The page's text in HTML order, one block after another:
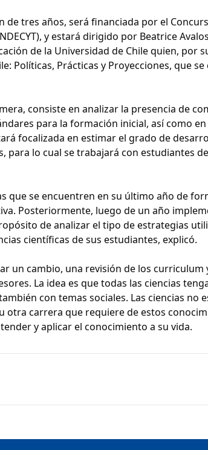
tres años, será financiada por el
y estará dirigido por Beatrice
de la Universidad de Chile quien, por
Políticas, Prácticas y Proyecciones, que
consiste en analizar la presencia de
para la formación inicial, así como
focalizada en estimar el grado de
para lo cual se trabajará con estudiantes
que se encuentren en su último año de
Posteriormente, luego de un año
de analizar el tipo de estrategias
científicas de sus estudiantes, explicó.
un cambio, una revisión de los curriculum
La idea es que todas las ciencias
con temas sociales. Las ciencias no
otra carrera que requiere de estos
y aplicar el conocimiento a su vida.